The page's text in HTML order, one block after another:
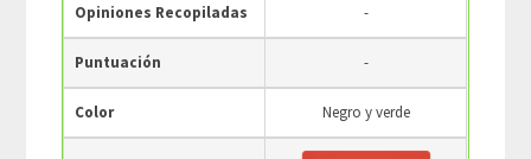
Opiniones Recopiladas -
Puntuación -
Color Negro y verde